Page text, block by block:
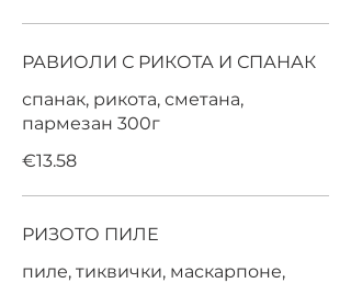
РАВИОЛИ С РИКОТА И СПАНАК
спанак, рикота, сметана,
пармезан 300г
€13.58
РИЗОТО ПИЛЕ
пиле, тиквички, маскарпоне,